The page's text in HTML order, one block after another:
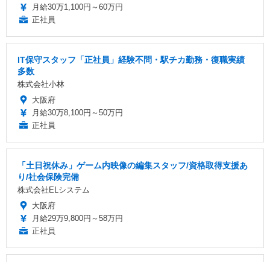
月給30万1,100円～60万円
正社員
IT保守スタッフ「正社員」経験不問・駅チカ勤務・復職実績
多数
株式会社小林
大阪府
月給30万8,100円～50万円
正社員
「土日祝休み」ゲーム内映像の編集スタッフ/資格取得支援あ
り/社会保険完備
株式会社ELシステム
大阪府
月給29万9,800円～58万円
正社員